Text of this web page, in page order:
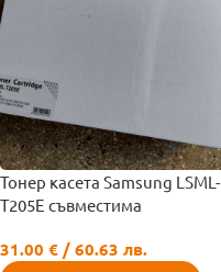
Тонер касета Samsung LSML-
T205E съвместима
31.00 € / 60.63 лв.